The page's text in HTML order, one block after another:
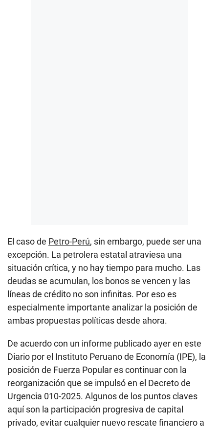
El caso de Petro-Perú, sin embargo, puede ser una
excepción. La petrolera estatal atraviesa una
situación crítica, y no hay tiempo para mucho. Las
deudas se acumulan, los bonos se vencen y las
líneas de crédito no son infinitas. Por eso es
especialmente importante analizar la posición de
ambas propuestas políticas desde ahora.
De acuerdo con un informe publicado ayer en este
Diario por el Instituto Peruano de Economía (IPE), la
posición de Fuerza Popular es continuar con la
reorganización que se impulsó en el Decreto de
Urgencia 010-2025. Algunos de los puntos claves
aquí son la participación progresiva de capital
privado, evitar cualquier nuevo rescate financiero a